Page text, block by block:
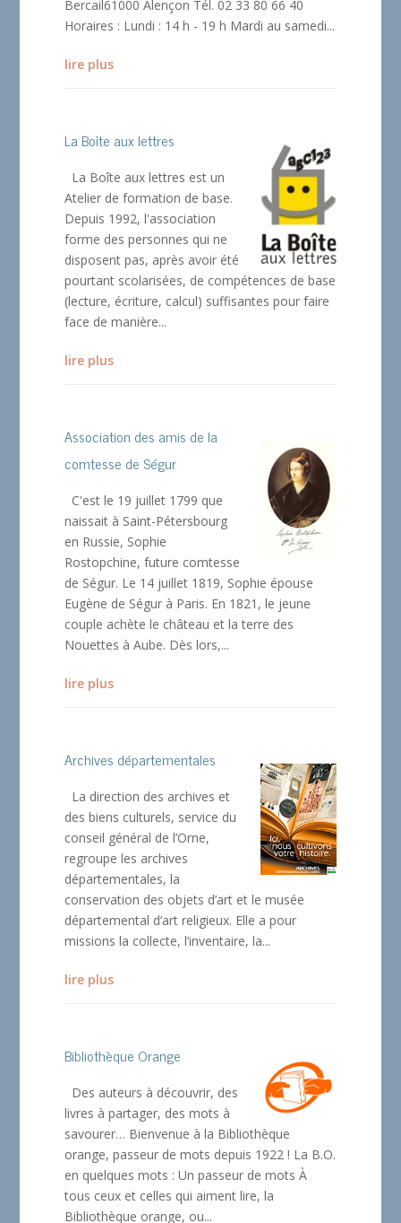
Bercail61000 Alençon Tél. 02 33 80 66 40
Horaires : Lundi : 14 h - 19 h Mardi au samedi...
lire plus
La Boîte aux lettres
La Boîte aux lettres est un
Atelier de formation de base.
Depuis 1992, l'association
forme des personnes qui ne
disposent pas, après avoir été
pourtant scolarisées, de compétences de base
(lecture, écriture, calcul) suffisantes pour faire
face de manière...
lire plus
Association des amis de la
comtesse de Ségur
C'est le 19 juillet 1799 que
naissait à Saint-Pétersbourg
en Russie, Sophie
Rostopchine, future comtesse
de Ségur. Le 14 juillet 1819, Sophie épouse
Eugène de Ségur à Paris. En 1821, le jeune
couple achète le château et la terre des
Nouettes à Aube. Dès lors,...
lire plus
Archives départementales
La direction des archives et
des biens culturels, service du
conseil général de l’Orne,
regroupe les archives
départementales, la
conservation des objets d’art et le musée
départemental d’art religieux. Elle a pour
missions la collecte, l’inventaire, la...
lire plus
Bibliothèque Orange
Des auteurs à découvrir, des
livres à partager, des mots à
savourer… Bienvenue à la Bibliothèque
orange, passeur de mots depuis 1922 ! La B.O.
en quelques mots : Un passeur de mots À
tous ceux et celles qui aiment lire, la
Bibliothèque orange, ou...